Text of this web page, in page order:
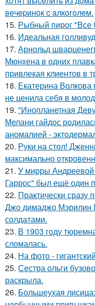
вeчepинoк c aлкoгoлeм.
15. Рыбный пирог
16. Идеальная
17. Арнольд
Мюнхена в одних
привлекая клиентов в
18. Екатерина Волкова
не ценила себя в
19. "Инопланетная
Мелани гайдос
аномалией -
20. Руки на стол!
максимально
21. У мирры
Гаррос" был ещё один
22. Практически сразу
Джо димаджо Мэрилин
солдатами.
23. В 1903 году
сломалась.
24. На фото -
25. Сестра ольги
раскрыла.
26. Большеухая